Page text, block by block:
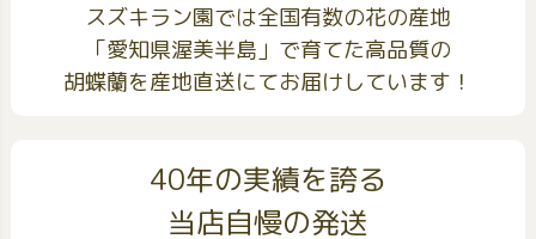
スズキラン園では全国有数の花の産地
「愛知県渥美半島」で育てた高品質の
胡蝶蘭を産地直送にてお届けしています！
40年の実績を誇る
当店自慢の発送